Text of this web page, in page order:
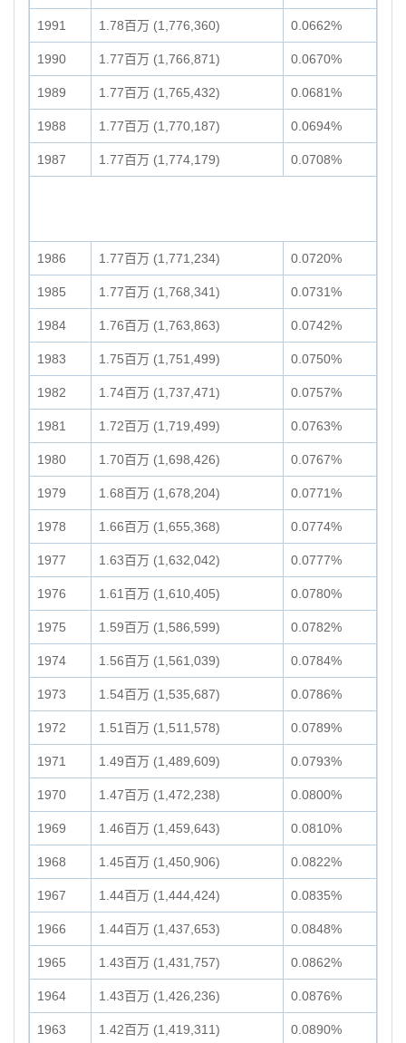
1991 1.78百万 (1,776,360) 0.0662%
1990 1.77百万 (1,766,871) 0.0670%
1989 1.77百万 (1,765,432) 0.0681%
1988 1.77百万 (1,770,187) 0.0694%
1987 1.77百万 (1,774,179) 0.0708%
1986 1.77百万 (1,771,234) 0.0720%
1985 1.77百万 (1,768,341) 0.0731%
1984 1.76百万 (1,763,863) 0.0742%
1983 1.75百万 (1,751,499) 0.0750%
1982 1.74百万 (1,737,471) 0.0757%
1981 1.72百万 (1,719,499) 0.0763%
1980 1.70百万 (1,698,426) 0.0767%
1979 1.68百万 (1,678,204) 0.0771%
1978 1.66百万 (1,655,368) 0.0774%
1977 1.63百万 (1,632,042) 0.0777%
1976 1.61百万 (1,610,405) 0.0780%
1975 1.59百万 (1,586,599) 0.0782%
1974 1.56百万 (1,561,039) 0.0784%
1973 1.54百万 (1,535,687) 0.0786%
1972 1.51百万 (1,511,578) 0.0789%
1971 1.49百万 (1,489,609) 0.0793%
1970 1.47百万 (1,472,238) 0.0800%
1969 1.46百万 (1,459,643) 0.0810%
1968 1.45百万 (1,450,906) 0.0822%
1967 1.44百万 (1,444,424) 0.0835%
1966 1.44百万 (1,437,653) 0.0848%
1965 1.43百万 (1,431,757) 0.0862%
1964 1.43百万 (1,426,236) 0.0876%
1963 1.42百万 (1,419,311) 0.0890%